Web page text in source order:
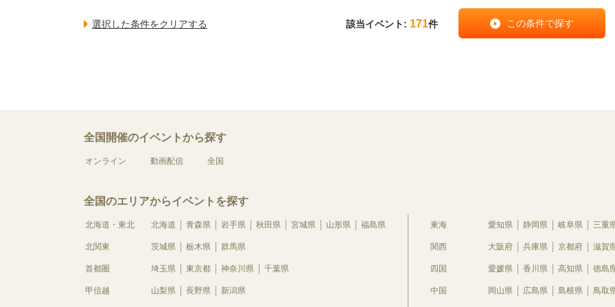
該当イベント: 171件
全国開催のイベントから探す
オンライン 動画配信 全国
全国のエリアからイベントを探す
北海道・東北 北海道 青森県 岩手県 秋田県 宮城県 山形県 福島県
北関東 茨城県 栃木県 群馬県
首都圏 埼玉県 東京都 神奈川県 千葉県
甲信越 山梨県 長野県 新潟県
東海 愛知県 静岡県 岐阜県 三重
関西 大阪府 兵庫県 京都府 滋賀
四国 愛媛県 香川県 高知県 徳島
中国 岡山県 広島県 島根県 鳥取